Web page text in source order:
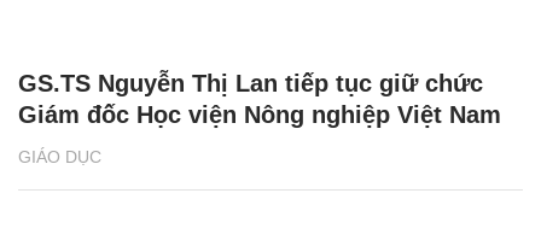
GIÁO DỤC
GS.TS Nguyễn Thị Lan tiếp tục giữ chức
Giám đốc Học viện Nông nghiệp Việt Nam